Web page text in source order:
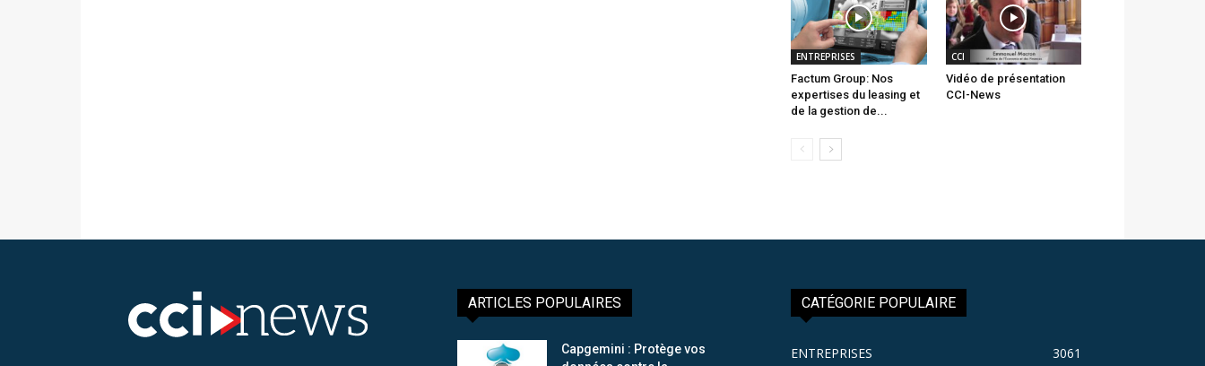
ENTREPRISES
Factum Group: Nos
expertises du leasing et
de la gestion de...
CCI
Vidéo de présentation
CCI-News
ARTICLES POPULAIRES
Capgemini : Protège vos
CATÉGORIE POPULAIRE
ENTREPRISES 3061